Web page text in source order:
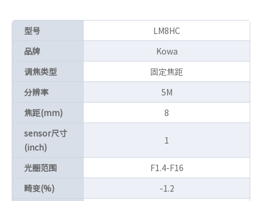
型号
LM8HC
品牌
Kowa
调焦类型
固定焦距
分辨率
5M
焦距(mm)
8
sensor尺寸
(inch)
1
光圈范围
F1.4-F16
畸变(%)
-1.2